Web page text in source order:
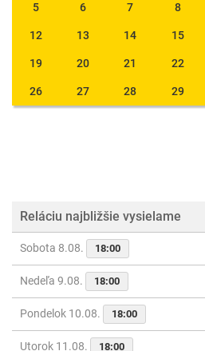
5 6 7 8
12 13 14 15
19 20 21 22
26 27 28 29
Reláciu najbližšie vysielame
Sobota 8.08. 18:00
Nedeľa 9.08. 18:00
Pondelok 10.08. 18:00
Utorok 11.08. 18:00